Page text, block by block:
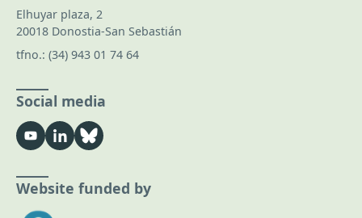
Elhuyar plaza, 2
20018 Donostia-San Sebastián
tfno.: (34) 943 01 74 64
Social media
Website funded by